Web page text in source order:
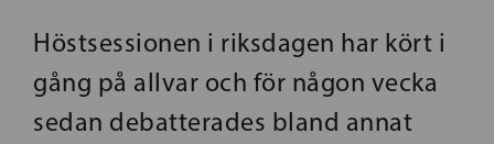
Höstsessionen i riksdagen har kört i
gång på allvar och för någon vecka
sedan debatterades bland annat